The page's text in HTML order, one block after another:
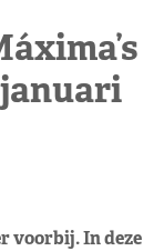
voorbij. In deze